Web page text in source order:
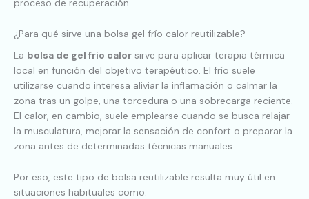
proceso de recuperación.
¿Para qué sirve una bolsa gel frío calor reutilizable?
La bolsa de gel frio calor sirve para aplicar terapia térmica
local en función del objetivo terapéutico. El frío suele
utilizarse cuando interesa aliviar la inflamación o calmar la
zona tras un golpe, una torcedura o una sobrecarga reciente.
El calor, en cambio, suele emplearse cuando se busca relajar
la musculatura, mejorar la sensación de confort o preparar la
zona antes de determinadas técnicas manuales.
Por eso, este tipo de bolsa reutilizable resulta muy útil en
situaciones habituales como: